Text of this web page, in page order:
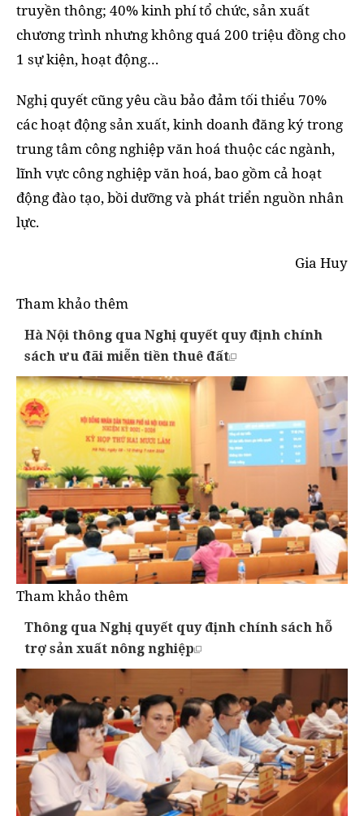
truyền thông; 40% kinh phí tổ chức, sản xuất
chương trình nhưng không quá 200 triệu đồng cho
1 sự kiện, hoạt động…
Nghị quyết cũng yêu cầu bảo đảm tối thiểu 70%
các hoạt động sản xuất, kinh doanh đăng ký trong
trung tâm công nghiệp văn hoá thuộc các ngành,
lĩnh vực công nghiệp văn hoá, bao gồm cả hoạt
động đào tạo, bồi dưỡng và phát triển nguồn nhân
lực.
Gia Huy
Tham khảo thêm
Hà Nội thông qua Nghị quyết quy định chính
sách ưu đãi miễn tiền thuê đất
Tham khảo thêm
Thông qua Nghị quyết quy định chính sách hỗ
trợ sản xuất nông nghiệp